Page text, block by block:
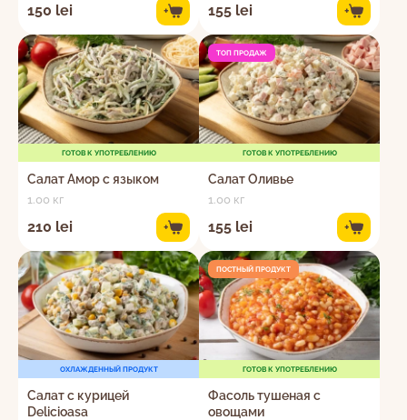
150 lei + 155 lei +
ГОТОВ К УПОТРЕБЛЕНИЮ
Салат Амор с языком
1.00 кг
210 lei +
ТОП ПРОДАЖ
ГОТОВ К УПОТРЕБЛЕНИЮ
Салат Оливье
1.00 кг
155 lei +
ОХЛАЖДЕННЫЙ ПРОДУКТ
Салат с курицей
Delicioasa
ПОСТНЫЙ ПРОДУКТ
ГОТОВ К УПОТРЕБЛЕНИЮ
Фасоль тушеная с
овощами